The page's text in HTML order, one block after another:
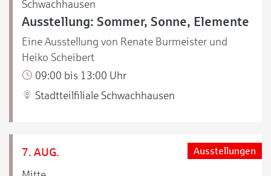
Schwachhausen
Ausstellung: Sommer, Sonne, Elemente
Eine Ausstellung von Renate Burmeister und
Heiko Scheibert
09:00 bis 13:00 Uhr
Stadtteilfiliale Schwachhausen
7. AUG. Ausstellungen